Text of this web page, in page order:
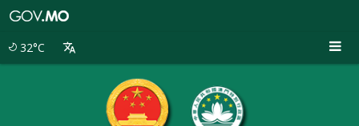
32°C